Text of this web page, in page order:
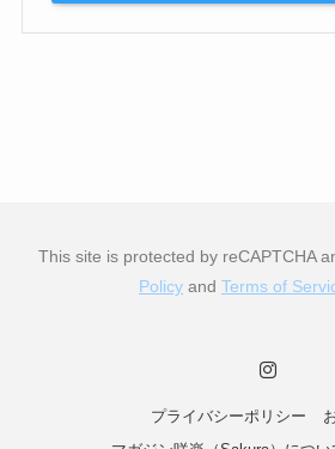
This site is protected by reCAPTCHA
Policy and Terms of
プライバシーポリシー